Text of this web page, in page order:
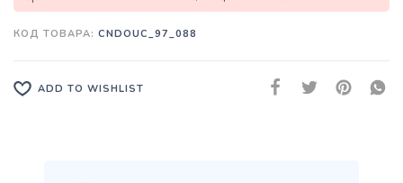
КОД ТОВАРА: CNDOUC_97_088
ADD TO WISHLIST